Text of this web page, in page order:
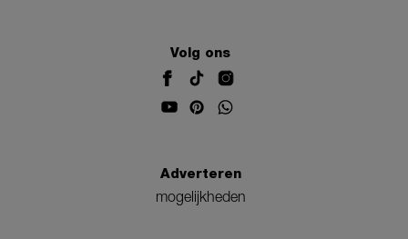
Volg ons
Adverteren
mogelijkheden